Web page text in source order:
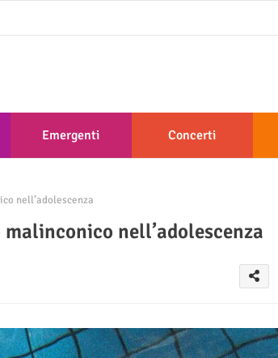
Emergenti Concerti
nell’adolescenza
nell’adolescenza